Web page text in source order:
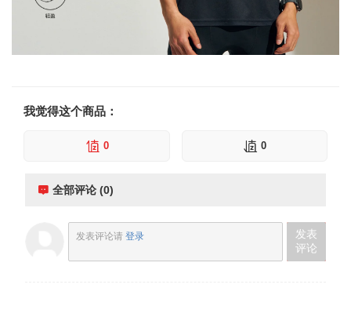
我觉得这个商品：
0 0
全部评论 (0)
发表评论请 登录
发表
评论